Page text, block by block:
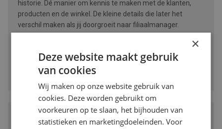
historie. Dé manier om kennis te maken met de klanten,
producten en de winkel. De kleine details die later het
verschil maken als jij doorgroeit naar filiaalmanager.
Accountmanager Recruitment bij
×
Deze website maakt gebruik
van cookies
Wij maken op onze website gebruik van
cookies. Deze worden gebruikt om
voorkeuren op te slaan, het bijhouden van
statistieken en marketingdoeleinden. Voor